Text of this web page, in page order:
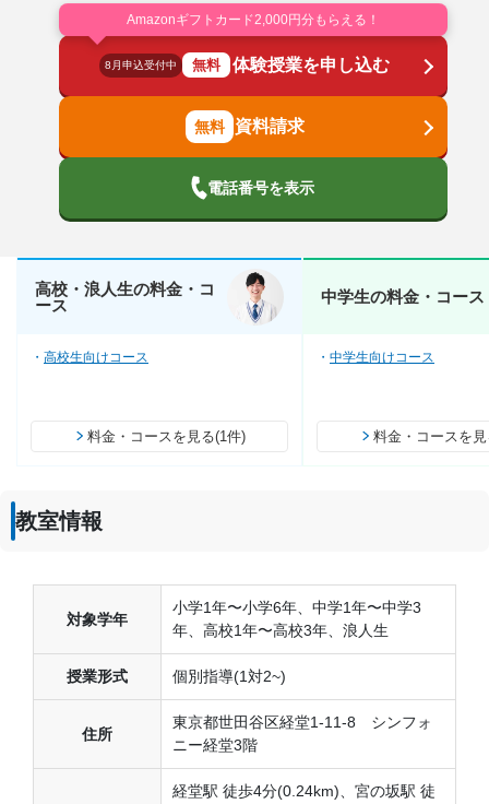
Amazonギフトカード2,000円分もらえる！
8月申込受付中 無料 体験授業を申し込む
資料請求
電話番号を表示
高校・浪人生の料金・コ
ース
高校生向けコース
料金・コースを見る(1件)
中学生の料金・コース
中学生向けコース
料金・コースを
教室情報
対象学年
小学1年〜小学6年、中学1年〜中学3
年、高校1年〜高校3年、浪人生
授業形式 個別指導(1対2~)
住所
東京都世田谷区経堂1-11-8 シンフォ
ニー経堂3階
経堂駅 徒歩4分(0.24km)、宮の坂駅 徒